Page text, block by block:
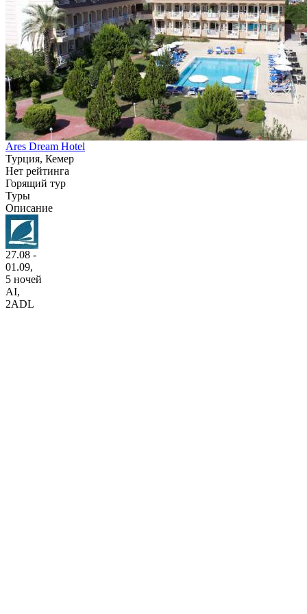
Ares Dream Hotel
Турция, Кемер
Нет рейтинга
Горящий тур
Туры
Описание
27.08 -
01.09,
5 ночей
AI,
2ADL